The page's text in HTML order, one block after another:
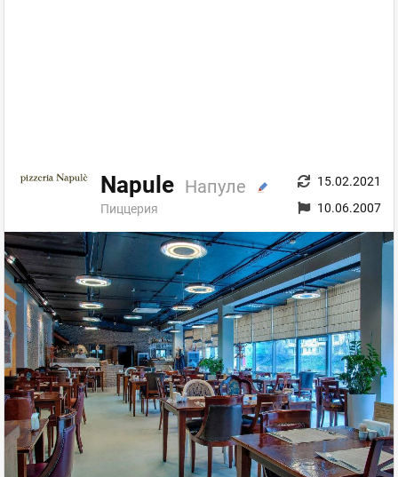
Napule Напуле
Пиццерия
15.02.2021
10.06.2007